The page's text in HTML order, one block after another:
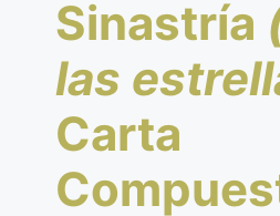
Sinastría
las
Carta